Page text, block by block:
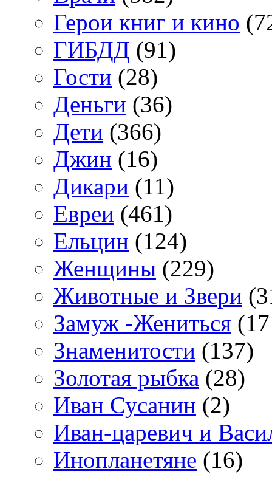
Герои книг и кино
ГИБДД (91)
Гости (28)
Деньги (36)
Дети (366)
Джин (16)
Дикари (11)
Евреи (461)
Ельцин (124)
Женщины (229)
Животные и Звери
Замуж -Жениться
Знаменитости (137)
Золотая рыбка (28)
Иван Сусанин (2)
Иван-царевич и
Инопланетяне (16)